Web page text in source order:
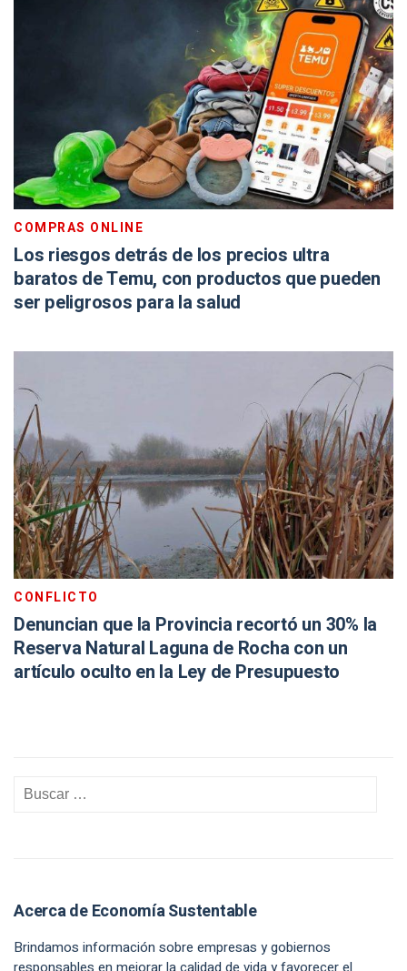
COMPRAS ONLINE
Los riesgos detrás de los precios ultra
baratos de Temu, con productos que pueden
ser peligrosos para la salud
CONFLICTO
Denuncian que la Provincia recortó un 30% la
Reserva Natural Laguna de Rocha con un
artículo oculto en la Ley de Presupuesto
Acerca de Economía Sustentable
Brindamos información sobre empresas y gobiernos